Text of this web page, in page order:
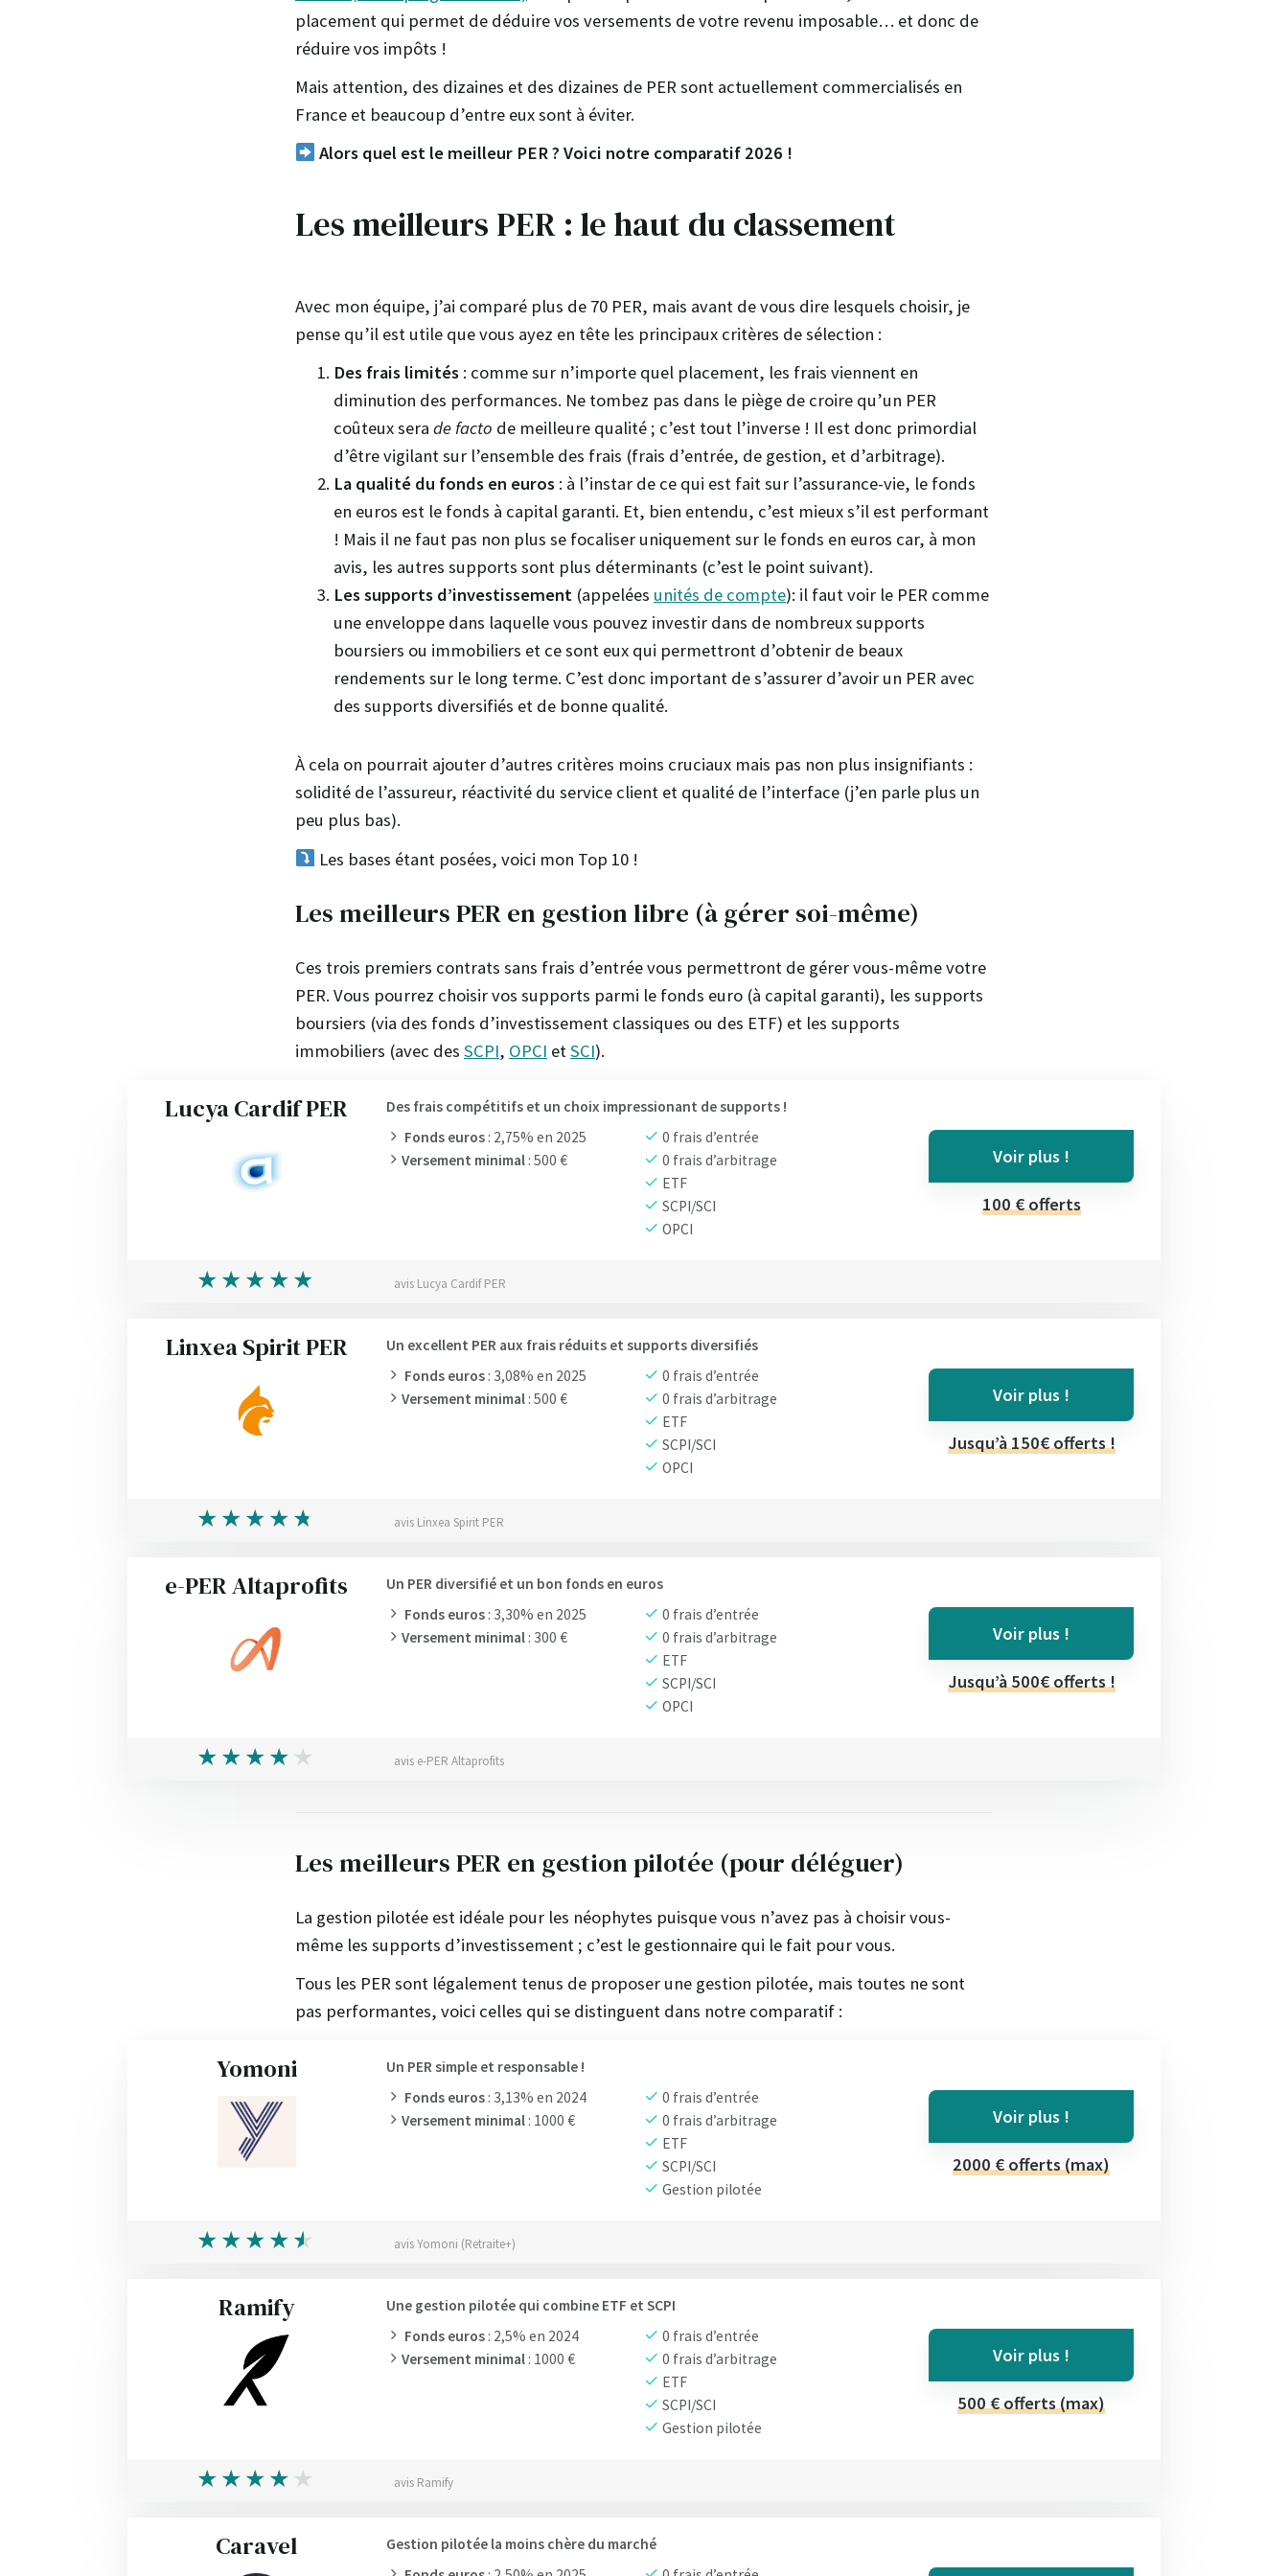
placement qui permet de déduire vos versements de votre revenu imposable… et donc de
réduire vos impôts !
Mais attention, des dizaines et des dizaines de PER sont actuellement commercialisés en
France et beaucoup d’entre eux sont à éviter.
Alors quel est le meilleur PER ? Voici notre comparatif 2026 !
Les meilleurs PER : le haut du classement
Avec mon équipe, j’ai comparé plus de 70 PER, mais avant de vous dire lesquels choisir, je
pense qu’il est utile que vous ayez en tête les principaux critères de sélection :
Des frais limités : comme sur n’importe quel placement, les frais viennent en
diminution des performances. Ne tombez pas dans le piège de croire qu’un PER
coûteux sera de facto de meilleure qualité ; c’est tout l’inverse ! Il est donc primordial
d’être vigilant sur l’ensemble des frais (frais d’entrée, de gestion, et d’arbitrage).
La qualité du fonds en euros : à l’instar de ce qui est fait sur l’assurance-vie, le fonds
en euros est le fonds à capital garanti. Et, bien entendu, c’est mieux s’il est performant
! Mais il ne faut pas non plus se focaliser uniquement sur le fonds en euros car, à mon
avis, les autres supports sont plus déterminants (c’est le point suivant).
Les supports d’investissement (appelées unités de compte): il faut voir le PER comme
une enveloppe dans laquelle vous pouvez investir dans de nombreux supports
boursiers ou immobiliers et ce sont eux qui permettront d’obtenir de beaux
rendements sur le long terme. C’est donc important de s’assurer d’avoir un PER avec
des supports diversifiés et de bonne qualité.
À cela on pourrait ajouter d’autres critères moins cruciaux mais pas non plus insignifiants :
solidité de l’assureur, réactivité du service client et qualité de l’interface (j’en parle plus un
peu plus bas).
Les bases étant posées, voici mon Top 10 !
Les meilleurs PER en gestion libre (à gérer soi-même)
Ces trois premiers contrats sans frais d’entrée vous permettront de gérer vous-même votre
PER. Vous pourrez choisir vos supports parmi le fonds euro (à capital garanti), les supports
boursiers (via des fonds d’investissement classiques ou des ETF) et les supports
immobiliers (avec des SCPI, OPCI et SCI).
Lucya Cardif PER
Des frais compétitifs et un choix impressionant de supports !
Fonds euros: 2,75% en 2025
Versement minimal: 500 €
0 frais d’entrée
0 frais d’arbitrage
ETF
SCPI/SCI
OPCI
Voir plus !
100 € offerts
avis Lucya Cardif PER
Linxea Spirit PER
Un excellent PER aux frais réduits et supports diversifiés
Fonds euros: 3,08% en 2025
Versement minimal: 500 €
0 frais d’entrée
0 frais d’arbitrage
ETF
SCPI/SCI
OPCI
Voir plus !
Jusqu’à 150€ offerts !
avis Linxea Spirit PER
e-PER Altaprofits
Un PER diversifié et un bon fonds en euros
Fonds euros: 3,30% en 2025
Versement minimal: 300 €
0 frais d’entrée
0 frais d’arbitrage
ETF
SCPI/SCI
OPCI
Voir plus !
Jusqu’à 500€ offerts !
avis e-PER Altaprofits
Les meilleurs PER en gestion pilotée (pour déléguer)
La gestion pilotée est idéale pour les néophytes puisque vous n’avez pas à choisir vous-
même les supports d’investissement ; c’est le gestionnaire qui le fait pour vous.
Tous les PER sont légalement tenus de proposer une gestion pilotée, mais toutes ne sont
pas performantes, voici celles qui se distinguent dans notre comparatif :
Yomoni
Un PER simple et responsable !
Fonds euros: 3,13% en 2024
Versement minimal: 1000 €
0 frais d’entrée
0 frais d’arbitrage
ETF
SCPI/SCI
Gestion pilotée
Voir plus !
2000 € offerts (max)
avis Yomoni (Retraite+)
Ramify
Une gestion pilotée qui combine ETF et SCPI
Fonds euros: 2,5% en 2024
Versement minimal: 1000 €
0 frais d’entrée
0 frais d’arbitrage
ETF
SCPI/SCI
Gestion pilotée
Voir plus !
500 € offerts (max)
avis Ramify
Caravel
Gestion pilotée la moins chère du marché